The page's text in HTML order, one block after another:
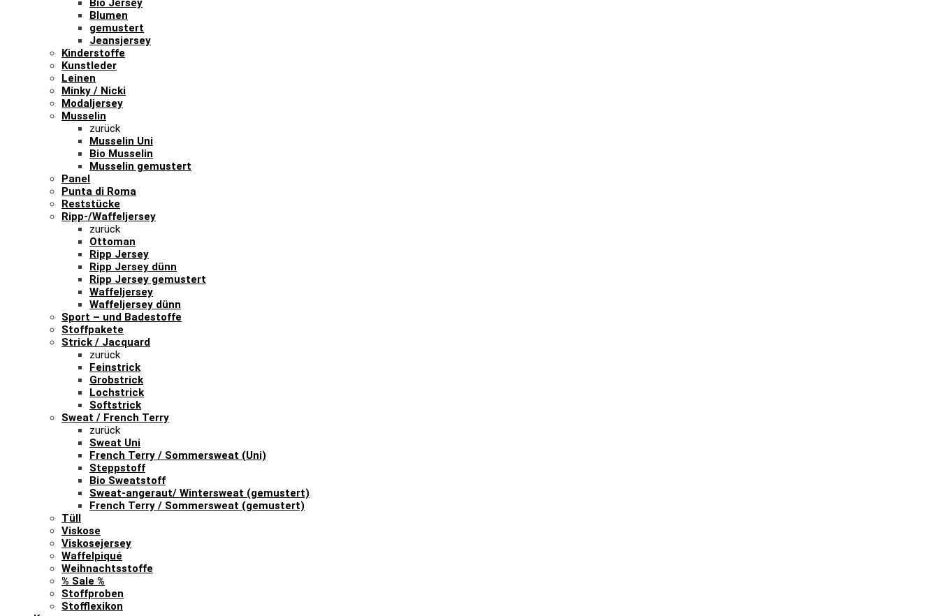
Bio Jersey
Blumen
gemustert
Jeansjersey
Kinderstoffe
Kunstleder
Leinen
Minky / Nicki
Modaljersey
Musselin
zurück
Musselin Uni
Bio Musselin
Musselin gemustert
Panel
Punta di Roma
Reststücke
Ripp-/Waffeljersey
zurück
Ottoman
Ripp Jersey
Ripp Jersey dünn
Ripp Jersey gemustert
Waffeljersey
Waffeljersey dünn
Sport – und Badestoffe
Stoffpakete
Strick / Jacquard
zurück
Feinstrick
Grobstrick
Lochstrick
Softstrick
Sweat / French Terry
zurück
Sweat Uni
French Terry / Sommersweat (Uni)
Steppstoff
Bio Sweatstoff
Sweat-angeraut/ Wintersweat (gemustert)
French Terry / Sommersweat (gemustert)
Tüll
Viskose
Viskosejersey
Waffelpiqué
Weihnachtsstoffe
% Sale %
Stoffproben
Stofflexikon